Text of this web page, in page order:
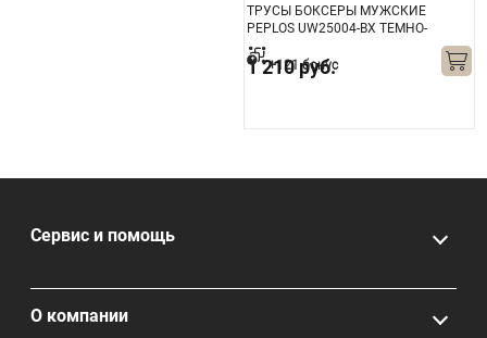
ТРУСЫ БОКСЕРЫ МУЖСКИЕ
PEPLOS UW25004-BX ТЕМНО-
СИНИЙ
1 210 руб.
+121 бонус
Сервис и помощь
О компании